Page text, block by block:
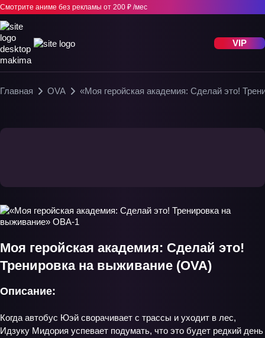
Смотрите аниме без рекламы от 200 ₽ /мес
VIP
Главная OVA «Моя геройская академия: Сделай это!
Моя геройская академия: Сделай это!
Тренировка на выживание (OVA)
Описание:
Когда автобус Юэй сворачивает с трассы и уходит в лес,
Идзуку Мидория успевает подумать, что это будет редкий день